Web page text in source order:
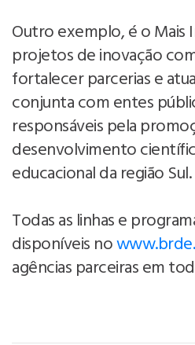
Outro exemplo, é o Mais
projetos de inovação
fortalecer parcerias e
conjunta com entes
responsáveis pela
desenvolvimento
educacional da região Sul.
Todas as linhas e
disponíveis no
agências parceiras em